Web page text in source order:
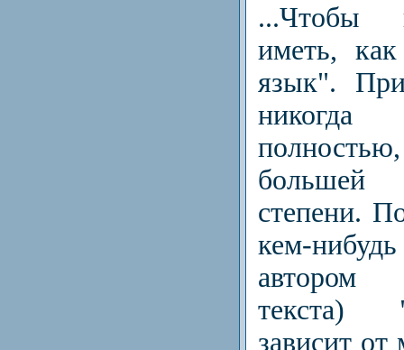
...Чтобы
иметь,
язык".
степени.
кем-
автором
текста)
зависит